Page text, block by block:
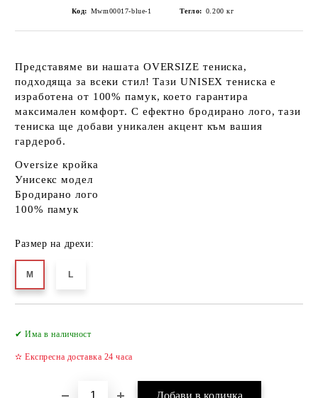
Код: Mwm00017-blue-1 Тегло: 0.200 кг
Представяме ви нашата OVERSIZE тениска,
подходяща за всеки стил! Тази UNISEX тениска е
изработена от 100% памук, което гарантира
максимален комфорт. С ефектно бродирано лого, тази
тениска ще добави уникален акцент към вашия
гардероб.
Oversize кройка
Унисекс модел
Бродирано лого
100% памук
Размер на дрехи:
M L
✔ Има в наличност
✫ Експресна доставка 24 часа